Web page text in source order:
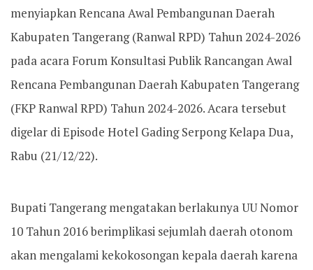
menyiapkan Rencana Awal Pembangunan Daerah
Kabupaten Tangerang (Ranwal RPD) Tahun 2024-2026
pada acara Forum Konsultasi Publik Rancangan Awal
Rencana Pembangunan Daerah Kabupaten Tangerang
(FKP Ranwal RPD) Tahun 2024-2026. Acara tersebut
digelar di Episode Hotel Gading Serpong Kelapa Dua,
Rabu (21/12/22).
Bupati Tangerang mengatakan berlakunya UU Nomor
10 Tahun 2016 berimplikasi sejumlah daerah otonom
akan mengalami kekokosongan kepala daerah karena